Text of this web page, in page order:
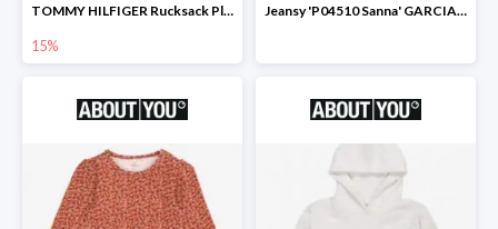
TOMMY HILFIGER Rucksack Plecak -15%
15%
Jeansy 'P04510 Sanna' GARCIA -69%